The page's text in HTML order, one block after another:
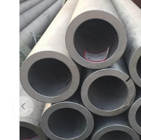
tutti gli usi dall'acciaio per
carbonio ordinario,il